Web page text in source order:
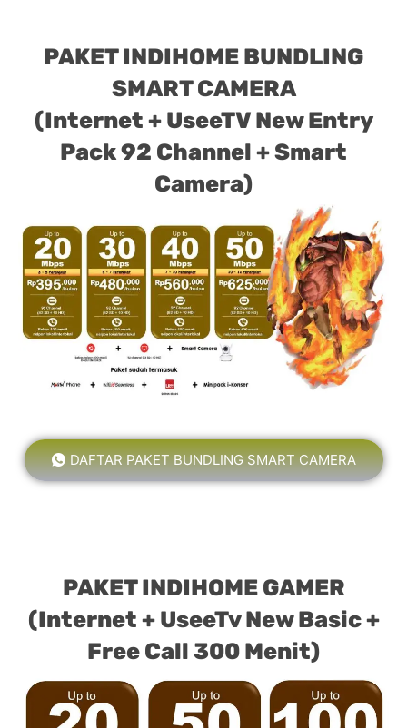
PAKET INDIHOME BUNDLING
SMART CAMERA
(Internet + UseeTV New Entry
Pack 92 Channel + Smart
Camera)
DAFTAR PAKET BUNDLING SMART CAMERA
PAKET INDIHOME GAMER
(Internet + UseeTv New Basic +
Free Call 300 Menit)